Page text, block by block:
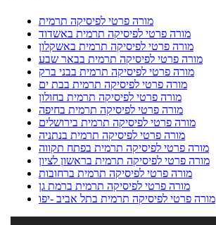
מורה פרטי לפיסיקה תרמית
מורה פרטי לפיסיקה תרמית באשדוד
מורה פרטי לפיסיקה תרמית באשקלון
מורה פרטי לפיסיקה תרמית בבאר שבע
מורה פרטי לפיסיקה תרמית בבני ברק
מורה פרטי לפיסיקה תרמית בבת ים
מורה פרטי לפיסיקה תרמית בחולון
מורה פרטי לפיסיקה תרמית בחיפה
מורה פרטי לפיסיקה תרמית בירושלים
מורה פרטי לפיסיקה תרמית בנתניה
מורה פרטי לפיסיקה תרמית בפתח תקווה
מורה פרטי לפיסיקה תרמית בראשון לציון
מורה פרטי לפיסיקה תרמית ברחובות
מורה פרטי לפיסיקה תרמית ברמת גן
מורה פרטי לפיסיקה תרמית בתל אביב -יפו